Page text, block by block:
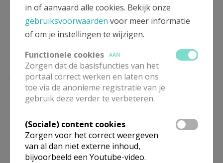
Lees meer
in of aanvaard alle cookies. Bekijk onze
gebruiksvoorwaarden voor meer informatie
of om je instellingen te wijzigen.
Functionele cookies
AAN
Zorgen dat de basisfuncties van het
portaal correct werken en laten ons
toe via de anonieme registratie van je
gebruik deze verder te verbeteren.
(Sociale) content cookies
Zorgen voor het correct weergeven
van al dan niet externe inhoud,
bijvoorbeeld een Youtube-video.